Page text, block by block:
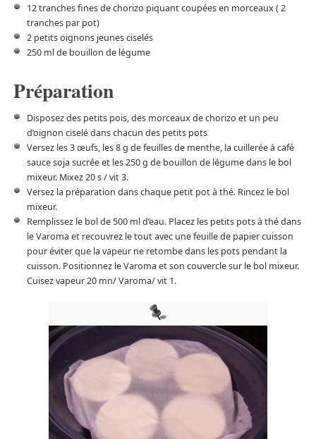
12 tranches fines de chorizo piquant coupées en morceaux ( 2
tranches par pot)
2 petits oignons jeunes ciselés
250 ml de bouillon de légume
Préparation
Disposez des petits pois, des morceaux de chorizo et un peu
d’oignon ciselé dans chacun des petits pots
Versez les 3 œufs, les 8 g de feuilles de menthe, la cuillerée à café
sauce soja sucrée et les 250 g de bouillon de légume dans le bol
mixeur. Mixez 20 s / vit 3.
Versez la préparation dans chaque petit pot à thé. Rincez le bol
mixeur.
Remplissez le bol de 500 ml d’eau. Placez les petits pots à thé dans
le Varoma et recouvrez le tout avec une feuille de papier cuisson
pour éviter que la vapeur ne retombe dans les pots pendant la
cuisson. Positionnez le Varoma et son couvercle sur le bol mixeur.
Cuisez vapeur 20 mn/ Varoma/ vit 1.